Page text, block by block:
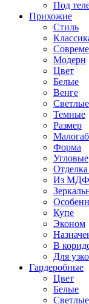
Под
Прихожие
Стиль
Модерн
Цвет
Белые
Венге
Светлые
Темные
Размер
Форма
Угловые
Из МДФ
Купе
Эконом
В
Для
Гардеробные
Цвет
Белые
Светлые